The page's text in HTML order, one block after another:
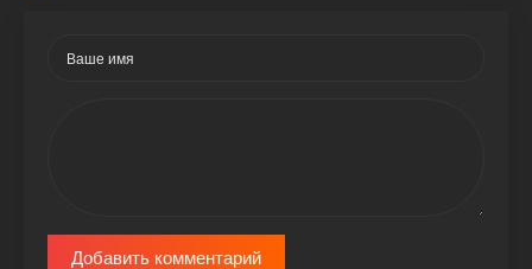
Добавить комментарий